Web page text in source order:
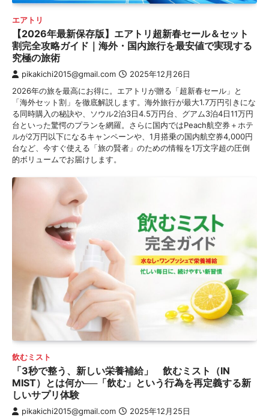
エアトリ
【2026年最新保存版】エアトリ超新春セール＆セット
割完全攻略ガイド｜海外・国内旅行を最安値で実現する
究極の旅術
pikakichi2015@gmail.com 2025年12月26日
2026年の旅を最高にお得に。エアトリが贈る「超新春セール」と
「海外セット割」を徹底解説します。海外旅行が最大1.7万円引きにな
る同時購入の秘訣や、ソウル2泊3日4.5万円台、グアム3泊4日11万円
台といった驚愕のプランを網羅。さらに国内ではPeach航空券＋ホテ
ルが2万円以下になるキャンペーンや、1月搭乗の国内航空券4,000円
台など、今すぐ使える「旅の賢者」のための情報を1万文字超の圧倒
的ボリュームでお届けします。
飲むミスト
「3秒で整う、新しい栄養補給」 飲むミスト（IN
MIST）とは何か──「飲む」という行為を再定義する新
しいサプリ体験
pikakichi2015@gmail.com 2025年12月25日